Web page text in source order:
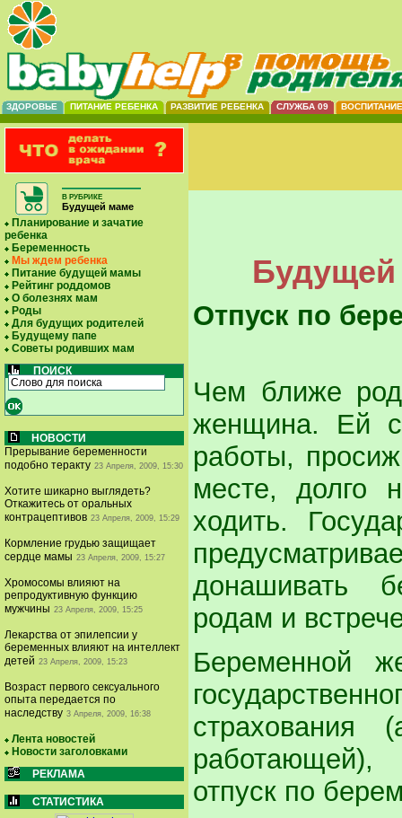
ЗДОРОВЬЕ ПИТАНИЕ РЕБЕНКА РАЗВИТИЕ РЕБЕНКА СЛУЖБА 09 ВОСПИТАНИЕ
В РУБРИКЕ
Будущей маме
Планирование и зачатие
ребенка
Беременность
Мы ждем ребенка
Питание будущей мамы
Рейтинг роддомов
О болезнях мам
Роды
Для будущих родителей
Будущему папе
Советы родивших мам
ПОИСК
НОВОСТИ
Прерывание беременности
подобно теракту 23 Апреля, 2009, 15:30
Хотите шикарно выглядеть?
Откажитесь от оральных
контрацептивов 23 Апреля, 2009, 15:29
Кормление грудью защищает
сердце мамы 23 Апреля, 2009, 15:27
Хромосомы влияют на
репродуктивную функцию
мужчины 23 Апреля, 2009, 15:25
Лекарства от эпилепсии у
беременных влияют на интеллект
детей 23 Апреля, 2009, 15:23
Возраст первого сексуального
опыта передается по
наследству 3 Апреля, 2009, 16:38
Лента новостей
Новости заголовками
РЕКЛАМА
СТАТИСТИКА
Отпуск по
Чем ближе
женщина. Ей
работы,
месте, долго
ходить.
донашивать
родам и
Беременной
работающей),
отпуск по